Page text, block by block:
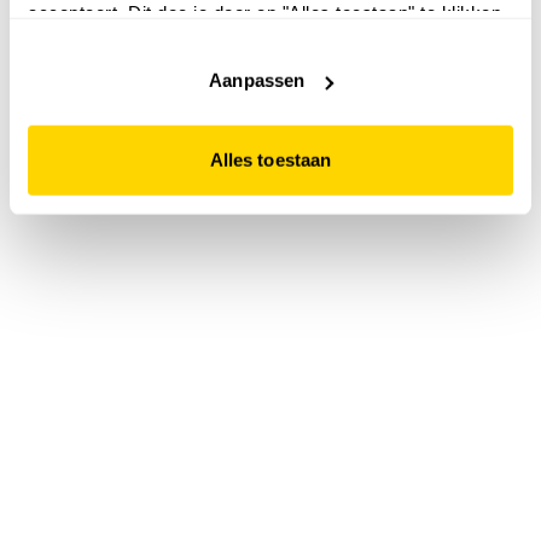
accepteert. Dit doe je door op "Alles toestaan" te klikken.
website niet optimaal functioneert.
Aanpassen
Alles toestaan